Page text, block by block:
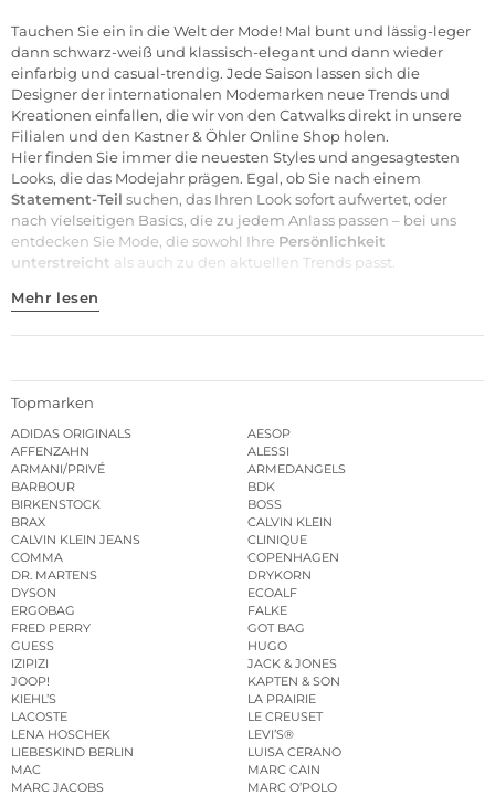
Tauchen Sie ein in die Welt der Mode! Mal bunt und lässig-leger
dann schwarz-weiß und klassisch-elegant und dann wieder
einfarbig und casual-trendig. Jede Saison lassen sich die
Designer der internationalen Modemarken neue Trends und
Kreationen einfallen, die wir von den Catwalks direkt in unsere
Filialen und den Kastner & Öhler Online Shop holen.
Hier finden Sie immer die neuesten Styles und angesagtesten
Looks, die das Modejahr prägen. Egal, ob Sie nach einem
Statement-Teil suchen, das Ihren Look sofort aufwertet, oder
nach vielseitigen Basics, die zu jedem Anlass passen – bei uns
entdecken Sie Mode, die sowohl Ihre Persönlichkeit
unterstreicht als auch zu den aktuellen Trends passt.
Mehr lesen
Topmarken
ADIDAS ORIGINALS
AESOP
AFFENZAHN
ALESSI
ARMANI/PRIVÉ
ARMEDANGELS
BARBOUR
BDK
BIRKENSTOCK
BOSS
BRAX
CALVIN KLEIN
CALVIN KLEIN JEANS
CLINIQUE
COMMA
COPENHAGEN
DR. MARTENS
DRYKORN
DYSON
ECOALF
ERGOBAG
FALKE
FRED PERRY
GOT BAG
GUESS
HUGO
IZIPIZI
JACK & JONES
JOOP!
KAPTEN & SON
KIEHL’S
LA PRAIRIE
LACOSTE
LE CREUSET
LENA HOSCHEK
LEVI’S®
LIEBESKIND BERLIN
LUISA CERANO
MAC
MARC CAIN
MARC JACOBS
MARC O’POLO